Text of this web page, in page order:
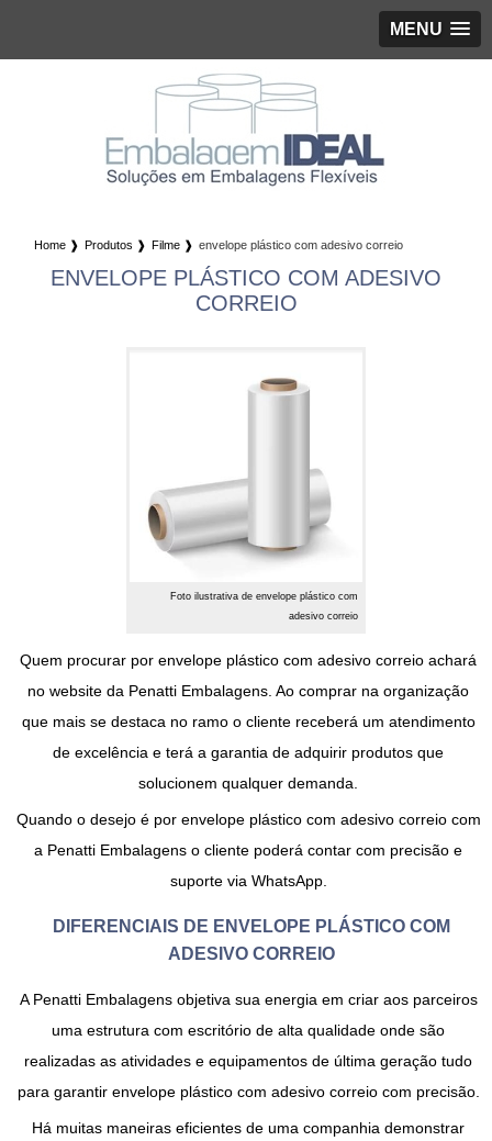
MENU
Home ❱ Produtos ❱ Filme ❱ envelope plástico com adesivo correio
ENVELOPE PLÁSTICO COM ADESIVO
CORREIO
Foto ilustrativa de envelope plástico com
adesivo correio
Quem procurar por envelope plástico com adesivo correio achará
no website da Penatti Embalagens. Ao comprar na organização
que mais se destaca no ramo o cliente receberá um atendimento
de excelência e terá a garantia de adquirir produtos que
solucionem qualquer demanda.
Quando o desejo é por envelope plástico com adesivo correiocom
a Penatti Embalagens o cliente poderá contar com precisão e
suporte via WhatsApp.
DIFERENCIAIS DE ENVELOPE PLÁSTICO COM
ADESIVO CORREIO
A Penatti Embalagens objetiva sua energia em criar aos parceiros
uma estrutura com escritório de alta qualidade onde são
realizadas as atividades e equipamentos de última geração tudo
para garantir envelope plástico com adesivo correiocom precisão.
Há muitas maneiras eficientes de uma companhia demonstrar